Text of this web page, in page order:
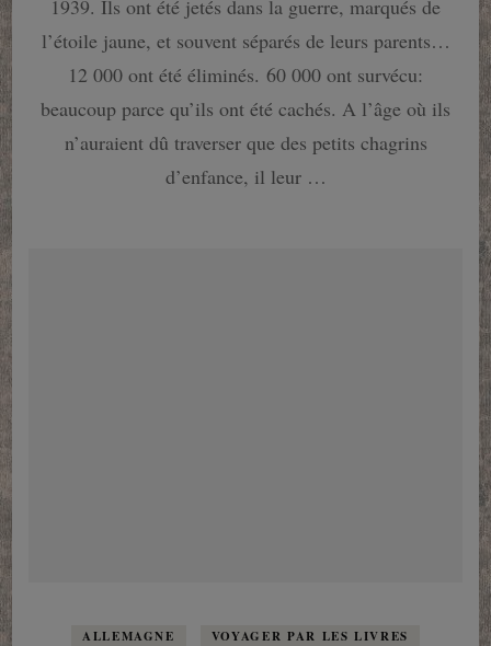
Mémoire
d’enfants
cachés
1939-
1945,
Témoignage
rare
1939. Ils ont été jetés dans la guerre, marqués de
l’étoile jaune, et souvent séparés de leurs parents…
12 000 ont été éliminés. 60 000 ont survécu:
beaucoup parce qu’ils ont été cachés. A l’âge où ils
n’auraient dû traverser que des petits chagrins
d’enfance, il leur …
ALLEMAGNE
VOYAGER PAR LES LIVRES